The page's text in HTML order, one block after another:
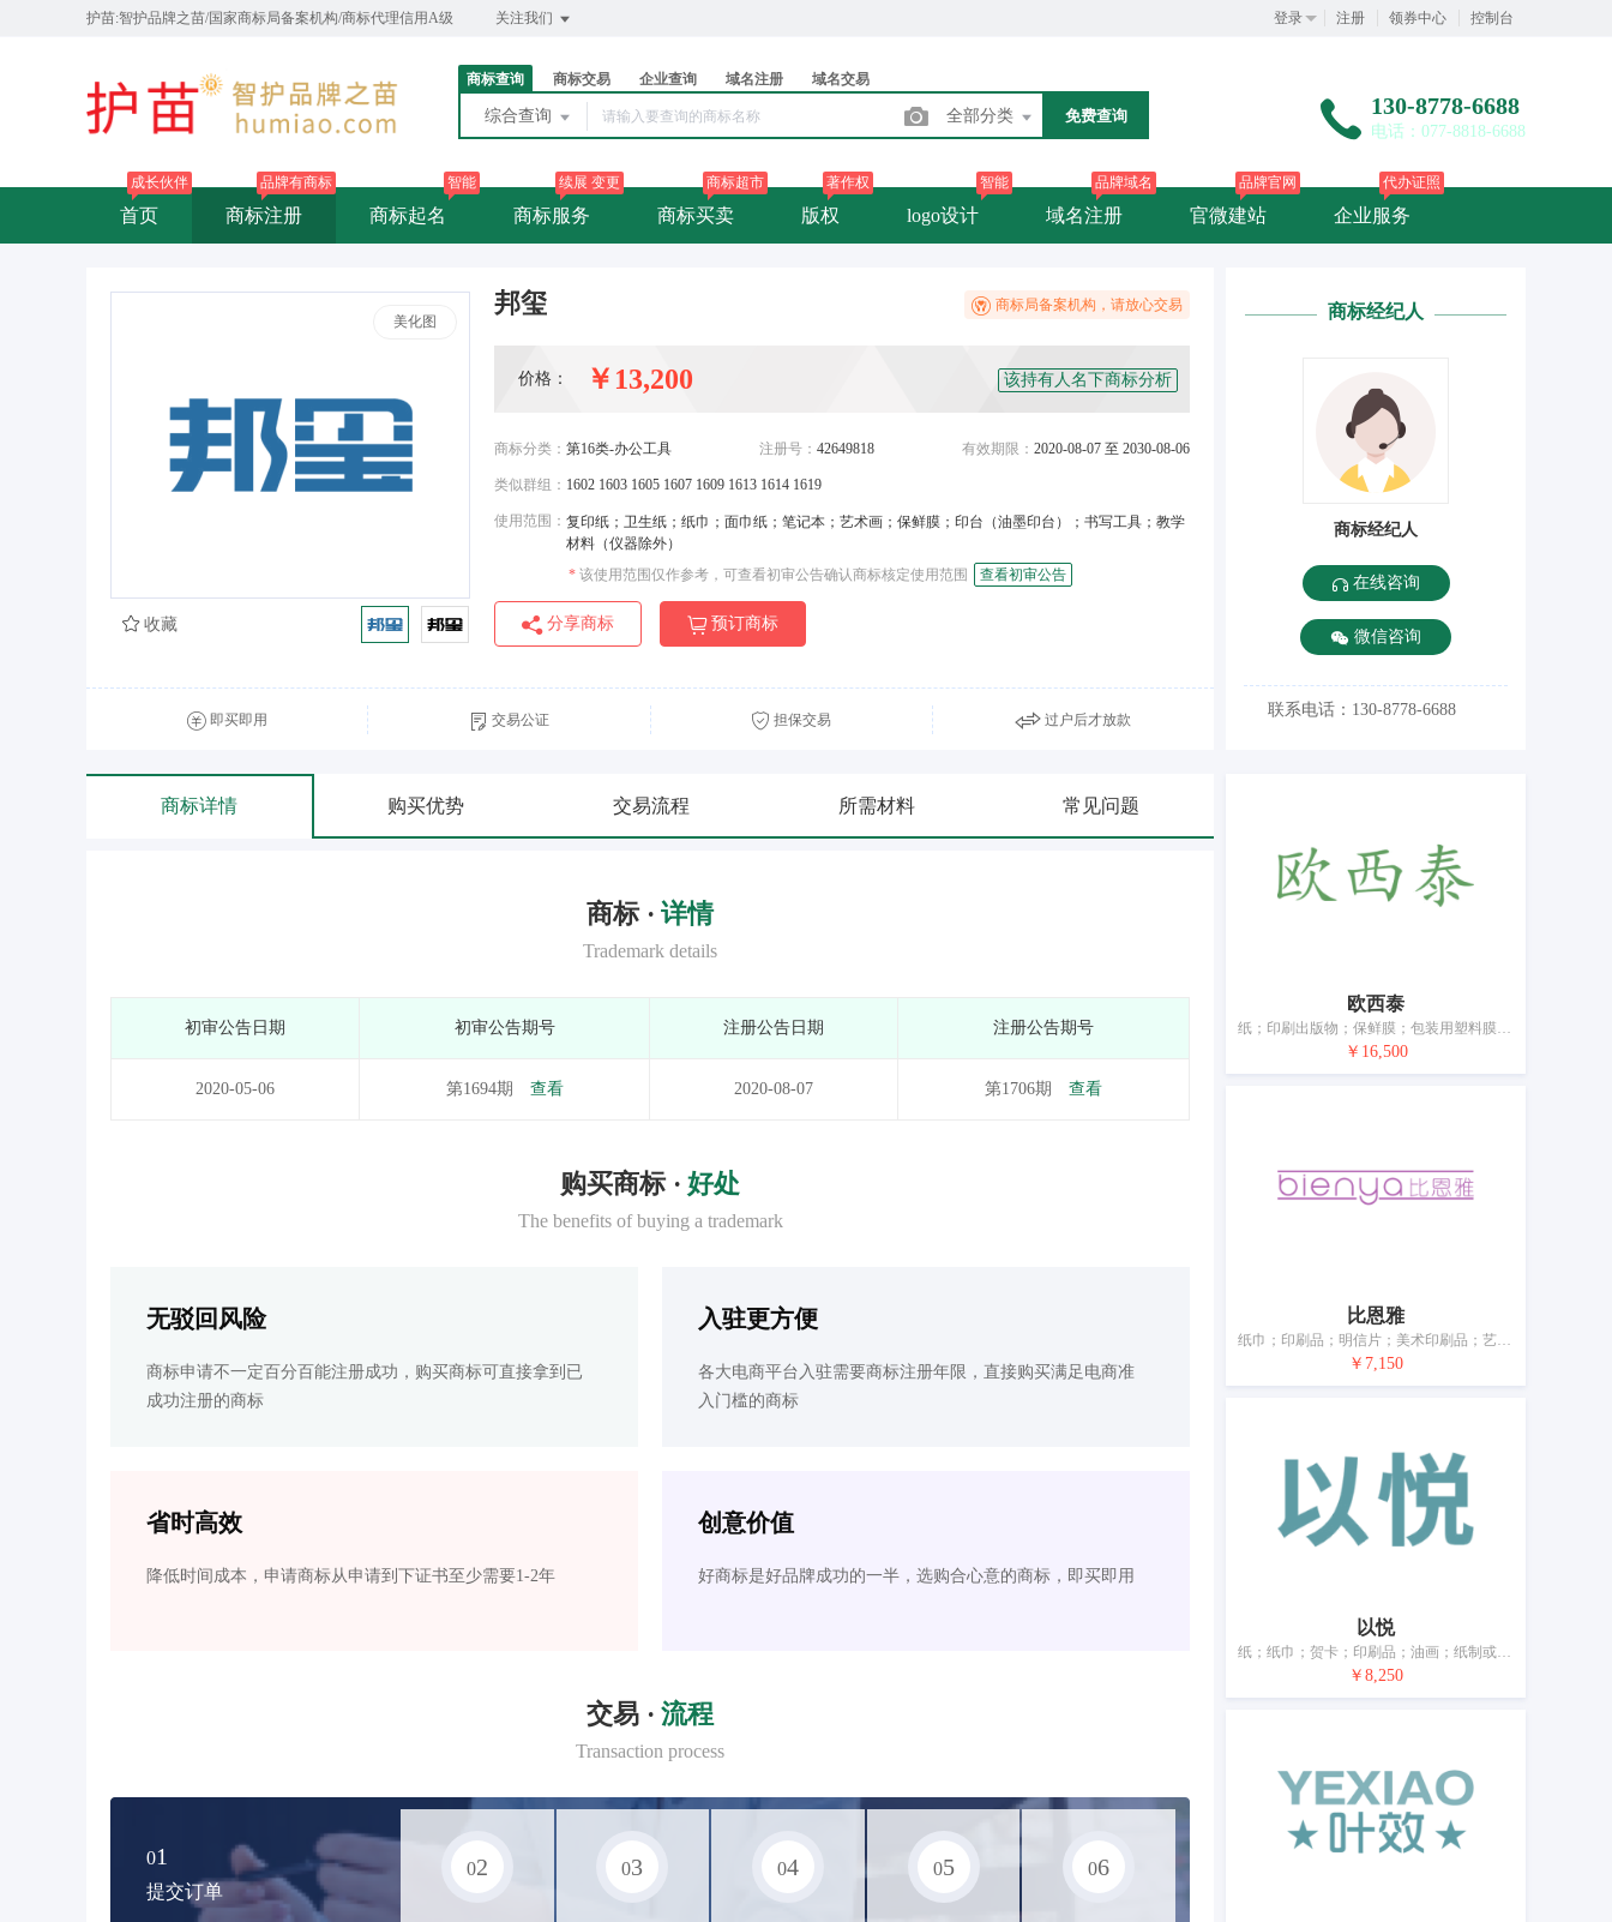
护苗:智护品牌之苗/国家商标局备案机构/商标代理信用A级 关注我们 登录 注册 领券中心 控制台
商标查询 商标交易 企业查询 域名注册 域名交易
综合查询 全部分类 免费查询 130-8778-6688
电话：077-8818-6688
首页
成长伙伴
商标注册
品牌有商标
商标起名
智能
商标服务
续展 变更
商标买卖
商标超市
版权
著作权
logo设计
智能
域名注册
品牌域名
官微建站
品牌官网
企业服务
代办证照
美化图
邦玺 商标局备案机构，请放心交易
价格： ￥13,200 该持有人名下商标分析
商标分类： 第16类-办公工具 注册号： 42649818 有效期限： 2020-08-07 至 2030-08-06
类似群组： 1602 1603 1605 1607 1609 1613 1614 1619
使用范围： 复印纸；卫生纸；纸巾；面巾纸；笔记本；艺术画；保鲜膜；印台（油墨印台）；书写工具；教学
材料（仪器除外）
* 该使用范围仅作参考，可查看初审公告确认商标核定使用范围 查看初审公告
分享商标 预订商标
收藏
即买即用 交易公证 担保交易 过户后才放款
商标详情 购买优势 交易流程 所需材料 常见问题
商标 · 详情
Trademark details
初审公告日期 初审公告期号 注册公告日期 注册公告期号
2020-05-06 第1694期 查看 2020-08-07 第1706期 查看
购买商标 · 好处
The benefits of buying a trademark
无驳回风险
商标申请不一定百分百能注册成功，购买商标可直接拿到已
成功注册的商标
入驻更方便
各大电商平台入驻需要商标注册年限，直接购买满足电商准
入门槛的商标
省时高效
降低时间成本，申请商标从申请到下证书至少需要1-2年
创意价值
好商标是好品牌成功的一半，选购合心意的商标，即买即用
交易 · 流程
Transaction process
01
提交订单
02 03 04 05 06
商标经纪人
商标经纪人
在线咨询
微信咨询
联系电话：130-8778-6688
欧西泰
纸；印刷出版物；保鲜膜；包装用塑料膜；纸质或塑料垃圾袋；家具除外的办公必需品；印章（印）；绘画仪器；绘画材料；教学材料（仪器除外）
￥16,500
比恩雅
纸巾；印刷品；明信片；美术印刷品；艺术画；包装用纸袋或塑料袋（信封、小袋）；笔；绘画材料；教学材料（仪器除外）
￥7,150
以悦
纸；纸巾；贺卡；印刷品；油画；纸制或塑料制垃圾袋；文具；书写工具；文具或家用胶带；绘画材料
￥8,250